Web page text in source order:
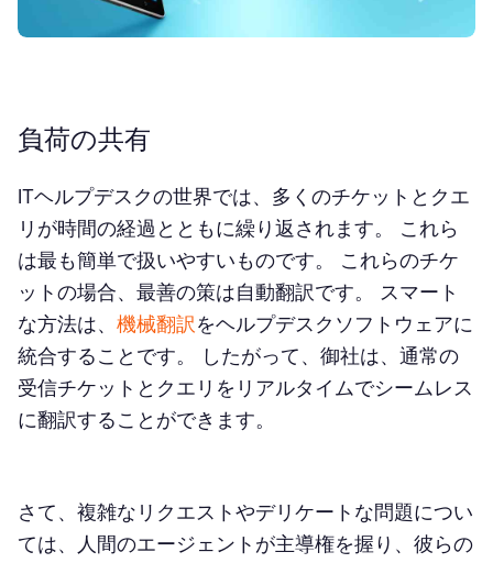
負荷の共有
ITヘルプデスクの世界では、多くのチケットとクエ
リが時間の経過とともに繰り返されます。 これら
は最も簡単で扱いやすいものです。 これらのチケ
ットの場合、最善の策は自動翻訳です。 スマート
な方法は、 機械翻訳をヘルプデスクソフトウェアに
統合することです。 したがって、御社は、通常の
受信チケットとクエリをリアルタイムでシームレス
に翻訳することができます。
さて、複雑なリクエストやデリケートな問題につい
ては、人間のエージェントが主導権を握り、彼らの